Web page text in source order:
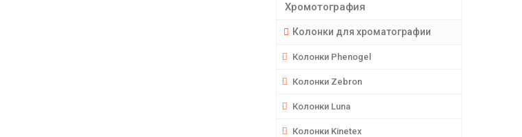
Хромотография
Колонки для хроматографии
Колонки Phenogel
Колонки Zebron
Колонки Luna
Колонки Kinetex